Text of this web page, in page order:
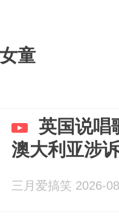
童
英国说唱
澳大利亚涉
三月爱搞笑 2026-